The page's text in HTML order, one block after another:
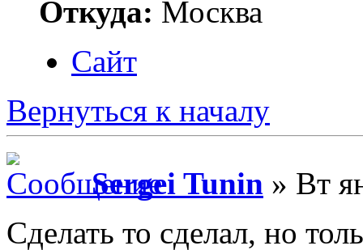
Откуда: Москва
Сайт
Вернуться к началу
Sergei Tunin » Вт
Сделать то сделал, но